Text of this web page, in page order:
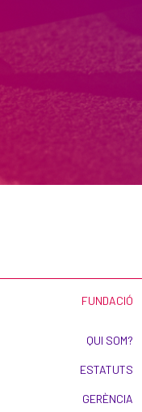
FUNDACIÓ
QUI SOM?
ESTATUTS
GERÈNCIA